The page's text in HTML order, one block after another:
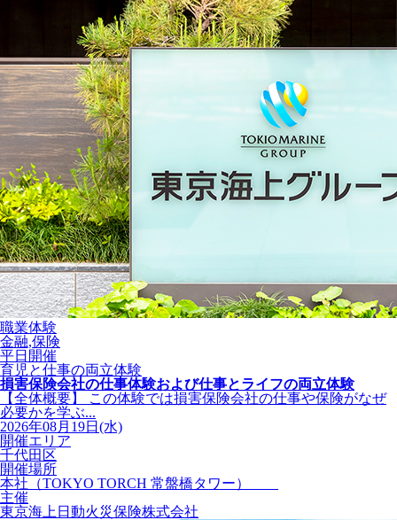
職業体験
金融,保険
平日開催
育児と仕事の両立体験
損害保険会社の仕事体験および仕事とライフの両立体験
【全体概要】 この体験では損害保険会社の仕事や保険がなぜ
必要かを学ぶ...
2026年08月19日(水)
開催エリア
千代田区
開催場所
本社（TOKYO TORCH 常盤橋タワー）
主催
東京海上日動火災保険株式会社